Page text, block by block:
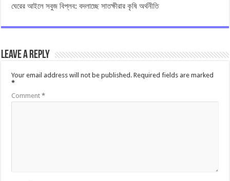
ঘেরের আইলে সবুজ বিপ্লব: বদলাচ্ছে সাতক্ষীরার কৃষি অর্থনীতি
Leave a Reply
Your email address will not be published. Required fields are marked
*
Comment*